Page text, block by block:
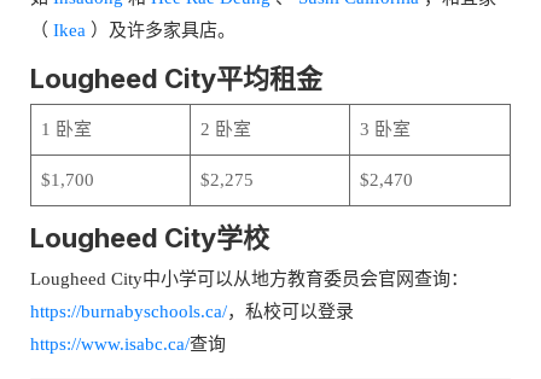
（ Ikea ）及许多家具店。
Lougheed City平均租金
1 卧室 2 卧室 3 卧室
$1,700 $2,275 $2,470
Lougheed City学校
Lougheed City中小学可以从地方教育委员会官网查询：
https://burnabyschools.ca/，私校可以登录
https://www.isabc.ca/查询